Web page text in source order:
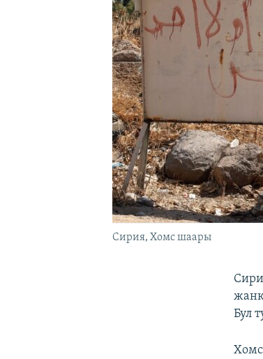
Сирия, Хомс шаары
Бул